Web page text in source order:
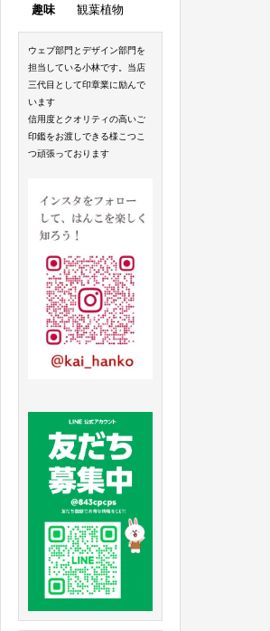
趣味
観葉植物
ウェブ部門とデザイン部門を
担当している小林です。当店
三代目として印章業に励んで
います
信用度とクオリティの高いご
印鑑をお渡しできる様こつこ
つ頑張っております